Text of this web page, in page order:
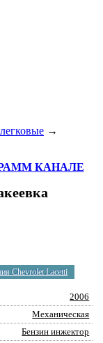
→
КАНАЛЕ
Chevrolet Lacetti
2006
Механическая
Бензин инжектор